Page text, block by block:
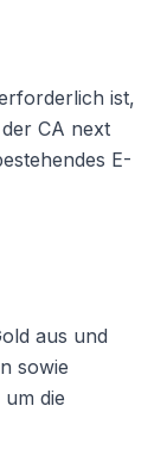
ist,
CA next
E-
aus und
sowie
die